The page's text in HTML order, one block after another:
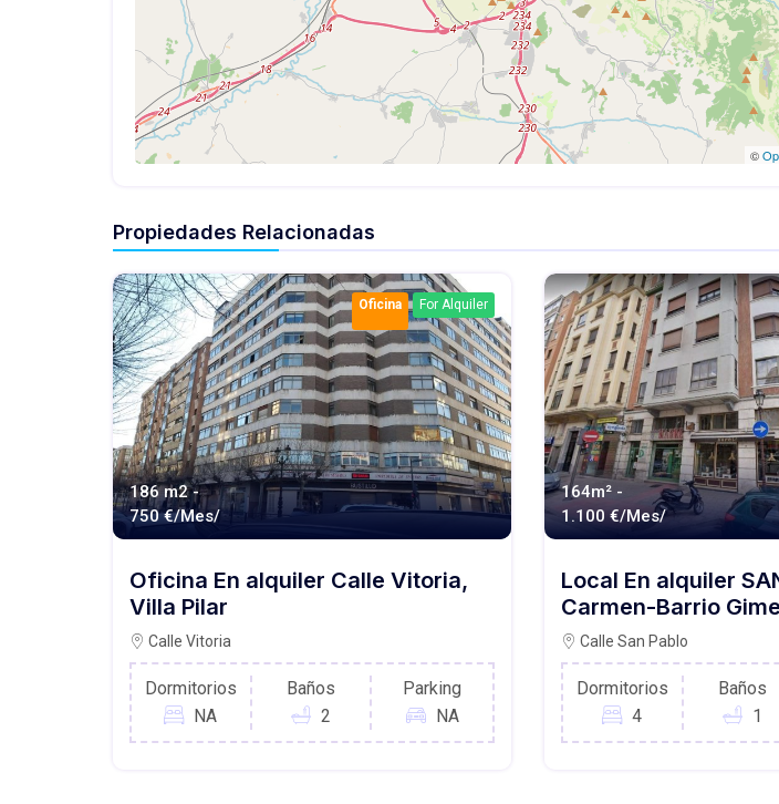
©
Propiedades Relacionadas
Oficina For Alquiler
186 m2 -
750 €/Mes/
Oficina En alquiler Calle Vitoria,
Villa Pilar
Calle Vitoria
Dormitorios
NA
Baños
2
Parking
NA
164m² -
1.100 €/Mes/
Local En alquiler
Carmen-Barrio
Calle San Pablo
Dormitorios
4
Baños
1